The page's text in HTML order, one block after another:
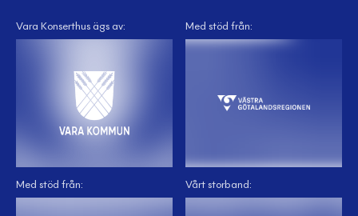
Vara Konserthus ägs av: Med stöd från:
Med stöd från: Vårt storband: